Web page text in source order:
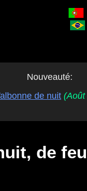
Nouveauté:
de nuit
de